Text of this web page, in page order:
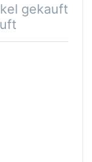
gekauft